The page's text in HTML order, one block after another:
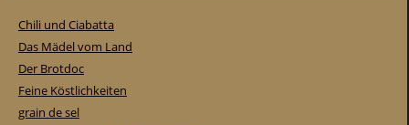
Chili und Ciabatta
Das Mädel vom Land
Der Brotdoc
Feine Köstlichkeiten
grain de sel